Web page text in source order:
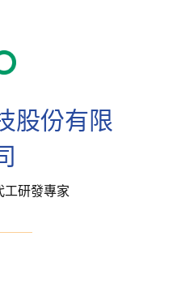
股份有限
工研發專家